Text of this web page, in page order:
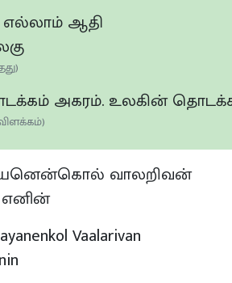
எல்லாம் ஆதி
அகரம். உலகின்
வாலறிவன்
Vaalarivan